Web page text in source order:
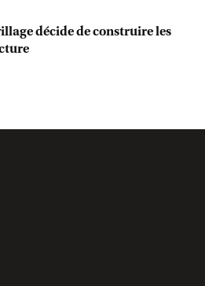
décide de construire les